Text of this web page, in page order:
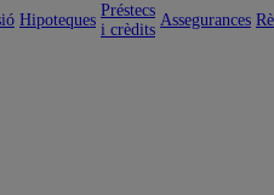
Hipoteques
Préstecs
i crèdits
Assegurances